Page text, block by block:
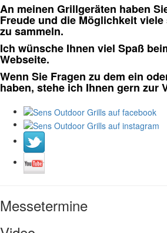
An meinen Grillgeräten haben
Freude und die Möglichkeit
zu sammeln.
Ich wünsche Ihnen viel Spaß
Webseite.
Wenn Sie Fragen zu dem ein
haben, stehe ich Ihnen gern zur
Messetermine